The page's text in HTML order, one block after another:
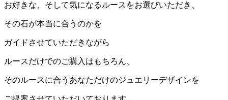
お好きな、そして気になるルースをお選びいただき、
その石が本当に合うのかを
ガイドさせていただきながら
ルースだけでのご購入はもちろん、
そのルースに合うあなただけのジュエリーデザインを